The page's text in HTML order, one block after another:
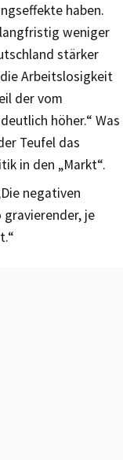
haben.
weniger
stärker
Arbeitslosigkeit
der vom
höher.“ Was
Teufel das
in den „Markt“.
negativen
je